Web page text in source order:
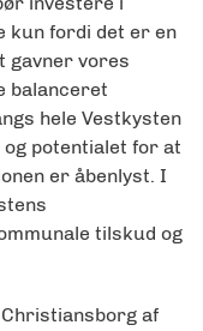
kun fordi det er en
gavner vores
balanceret
hele Vestkysten
potentialet for at
er åbenlyst. I
tilskud og
af